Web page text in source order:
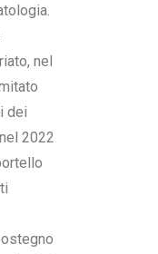
nel
dei
2022